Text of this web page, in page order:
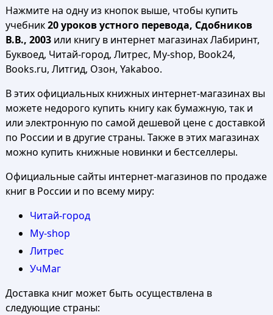
Нажмите на одну из кнопок выше, чтобы купить
учебник20 уроков устного перевода, Сдобников
В.В., 2003или книгу в интернет магазинах Лабиринт,
Буквоед, Читай-город, Литрес, My-shop, Book24,
Books.ru, Литгид, Озон, Yakaboo.
В этих официальных книжных интернет-магазинах вы
можете недорого купить книгу как бумажную, так и
или электронную по самой дешевой цене с доставкой
по России и в другие страны. Также в этих магазинах
можно купить книжные новинки и бестселлеры.
Официальные сайты интернет-магазинов по продаже
книг в России и по всему миру:
Читай-город
My-shop
Литрес
УчМаг
Доставка книг может быть осуществлена в
следующие страны: